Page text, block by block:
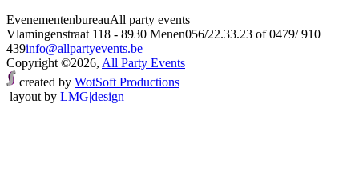
EvenementenbureauAll party events
Vlamingenstraat 118 - 8930 Menen056/22.33.23 of 0479/ 910
439info@allpartyevents.be
Copyright ©2026, All Party Events
created by WotSoft Productions
layout by LMG|design